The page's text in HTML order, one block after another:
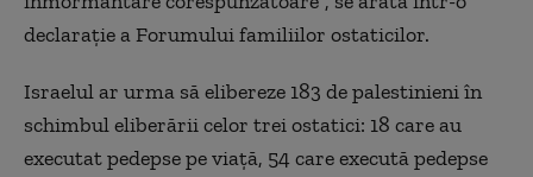
declaraţie a Forumului familiilor ostaticilor.
Israelul ar urma să elibereze 183 de palestinieni în
schimbul eliberării celor trei ostatici: 18 care au
executat pedepse pe viaţă, 54 care execută pedepse